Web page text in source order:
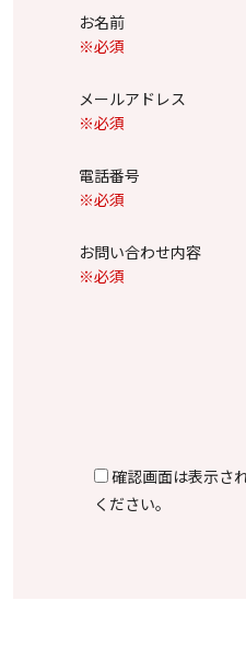
お名前
※必須
メールアドレス
※必須
電話番号
※必須
お問い合わせ内容
※必須
確認画面は表示さ
ください。